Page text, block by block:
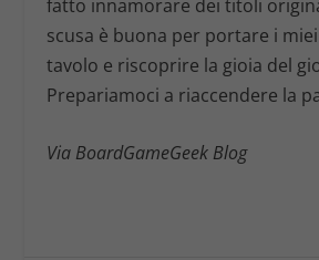
fatto innamorare dei titoli
scusa è buona per portare i
tavolo e riscoprire la gioia del
Prepariamoci a riaccendere la
Via BoardGameGeek Blog